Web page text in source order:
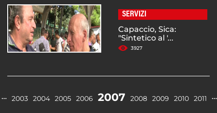
SERVIZI
Capaccio, Sica:
"Sintetico al '...
3927
… 2003 2004 2005 2006 2007 2008 2009 2010 2011 …